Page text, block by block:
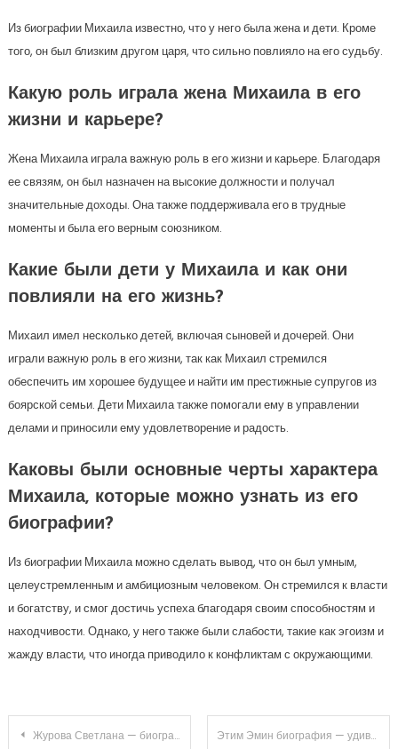
Из биографии Михаила известно, что у него была жена и дети. Кроме
того, он был близким другом царя, что сильно повлияло на его судьбу.
Какую роль играла жена Михаила в его
жизни и карьере?
Жена Михаила играла важную роль в его жизни и карьере. Благодаря
ее связям, он был назначен на высокие должности и получал
значительные доходы. Она также поддерживала его в трудные
моменты и была его верным союзником.
Какие были дети у Михаила и как они
повлияли на его жизнь?
Михаил имел несколько детей, включая сыновей и дочерей. Они
играли важную роль в его жизни, так как Михаил стремился
обеспечить им хорошее будущее и найти им престижные супругов из
боярской семьи. Дети Михаила также помогали ему в управлении
делами и приносили ему удовлетворение и радость.
Каковы были основные черты характера
Михаила, которые можно узнать из его
биографии?
Из биографии Михаила можно сделать вывод, что он был умным,
целеустремленным и амбициозным человеком. Он стремился к власти
и богатству, и смог достичь успеха благодаря своим способностям и
находчивости. Однако, у него также были слабости, такие как эгоизм и
жажду власти, что иногда приводило к конфликтам с окружающими.
Навигация
Журова Светлана — биография, личная жизнь, муж и дети — все о известной писательнице Этим Эмин биография — удивительные истории о жизни и творчестве российского певца, которого полюбили миллионы поклонников